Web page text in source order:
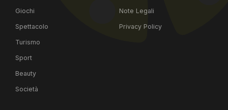
Giochi
Spettacolo
Turismo
Sport
Beauty
Società
Note Legali
Privacy Policy